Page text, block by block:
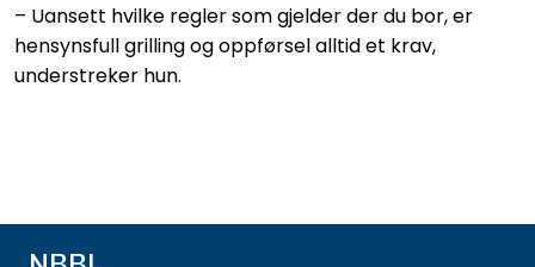
– Uansett hvilke regler som gjelder der du bor, er
hensynsfull grilling og oppførsel alltid et krav,
understreker hun.